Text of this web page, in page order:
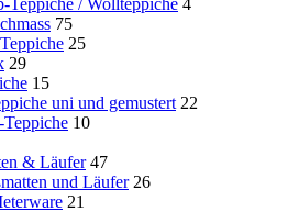
75
25
29
15
uni und gemustert 22
10
& Läufer 47
und Läufer 26
21